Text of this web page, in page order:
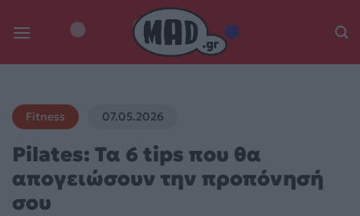
Fitness 07.05.2026
Pilates: Τα 6 tips που θα
απογειώσουν την προπόνησή
σου